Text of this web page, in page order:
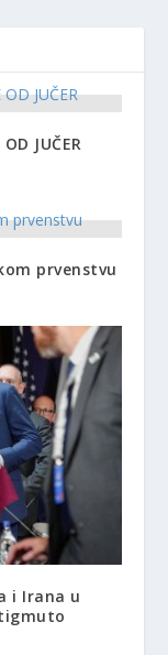
JUČER
prvenstvu
i Irana u